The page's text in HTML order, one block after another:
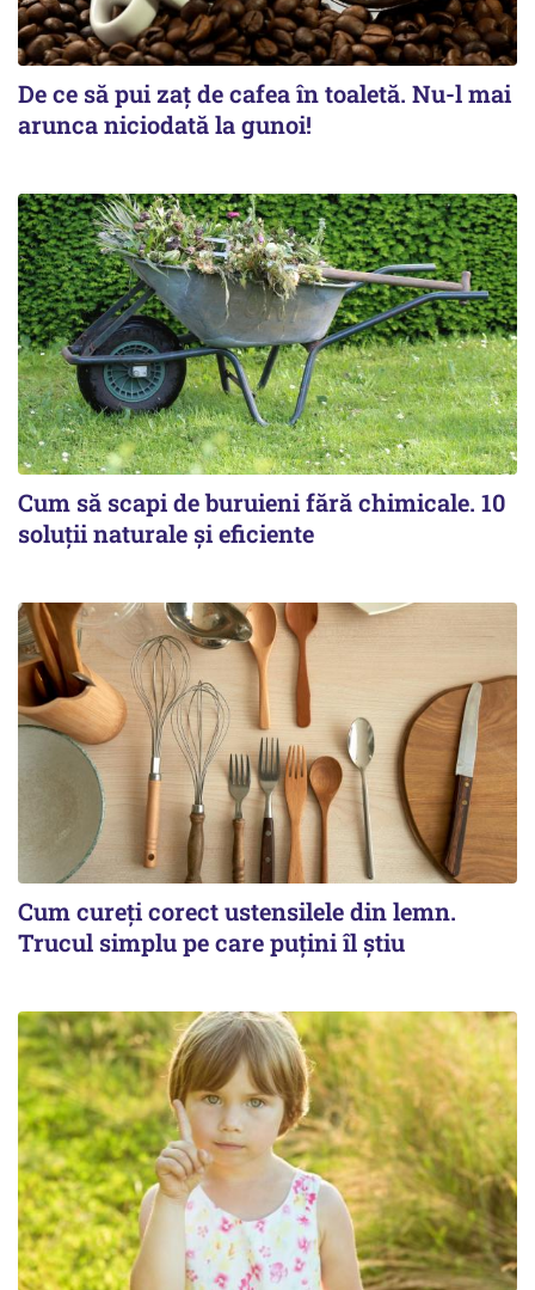
De ce să pui zaț de cafea în toaletă. Nu-l mai
arunca niciodată la gunoi!
Cum să scapi de buruieni fără chimicale. 10
soluții naturale și eficiente
Cum cureți corect ustensilele din lemn.
Trucul simplu pe care puțini îl știu